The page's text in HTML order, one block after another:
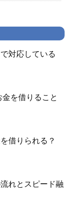
対応している
を借りること
借りられる？
れとスピード融